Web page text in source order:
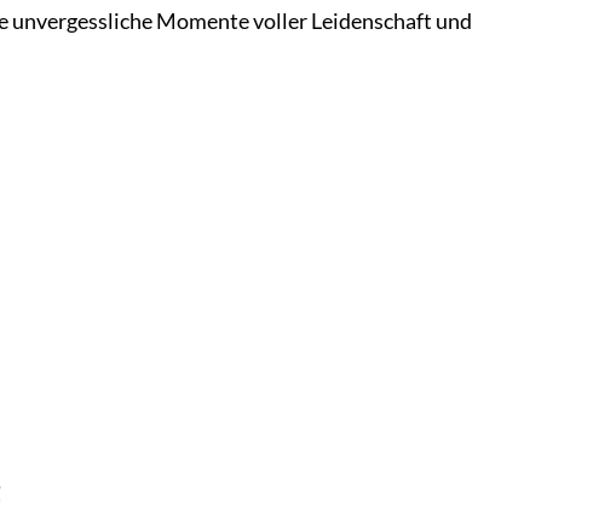
unvergessliche Momente voller Leidenschaft und